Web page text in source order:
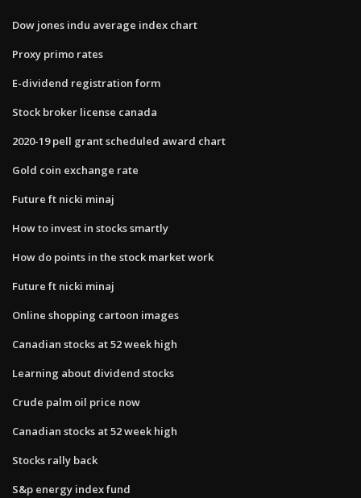
Dow jones indu average index chart
Proxy primo rates
E-dividend registration form
Stock broker license canada
2020-19 pell grant scheduled award chart
Gold coin exchange rate
Future ft nicki minaj
How to invest in stocks smartly
How do points in the stock market work
Future ft nicki minaj
Online shopping cartoon images
Canadian stocks at 52 week high
Learning about dividend stocks
Crude palm oil price now
Canadian stocks at 52 week high
Stocks rally back
S&p energy index fund